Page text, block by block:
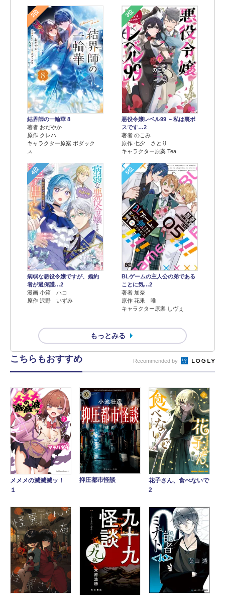
2位
結界師の一輪華 8
著者 おだやか
原作 クレハ
キャラクター原案 ボダック
ス
3位
悪役令嬢レベル99 ～私は裏ボ
スです…2
著者 のこみ
原作 七夕 さとり
キャラクター原案 Tea
4位
病弱な悪役令嬢ですが、婚約
者が過保護…2
漫画 小箱 ハコ
原作 沢野 いずみ
5位
BLゲームの主人公の弟である
ことに気…2
著者 加奈
原作 花果 唯
キャラクター原案 しヴぇ
もっとみる
こちらもおすすめ Recommended by
メメメの滅滅滅ッ！
１
抑圧都市怪談
花子さん、食べないで
2